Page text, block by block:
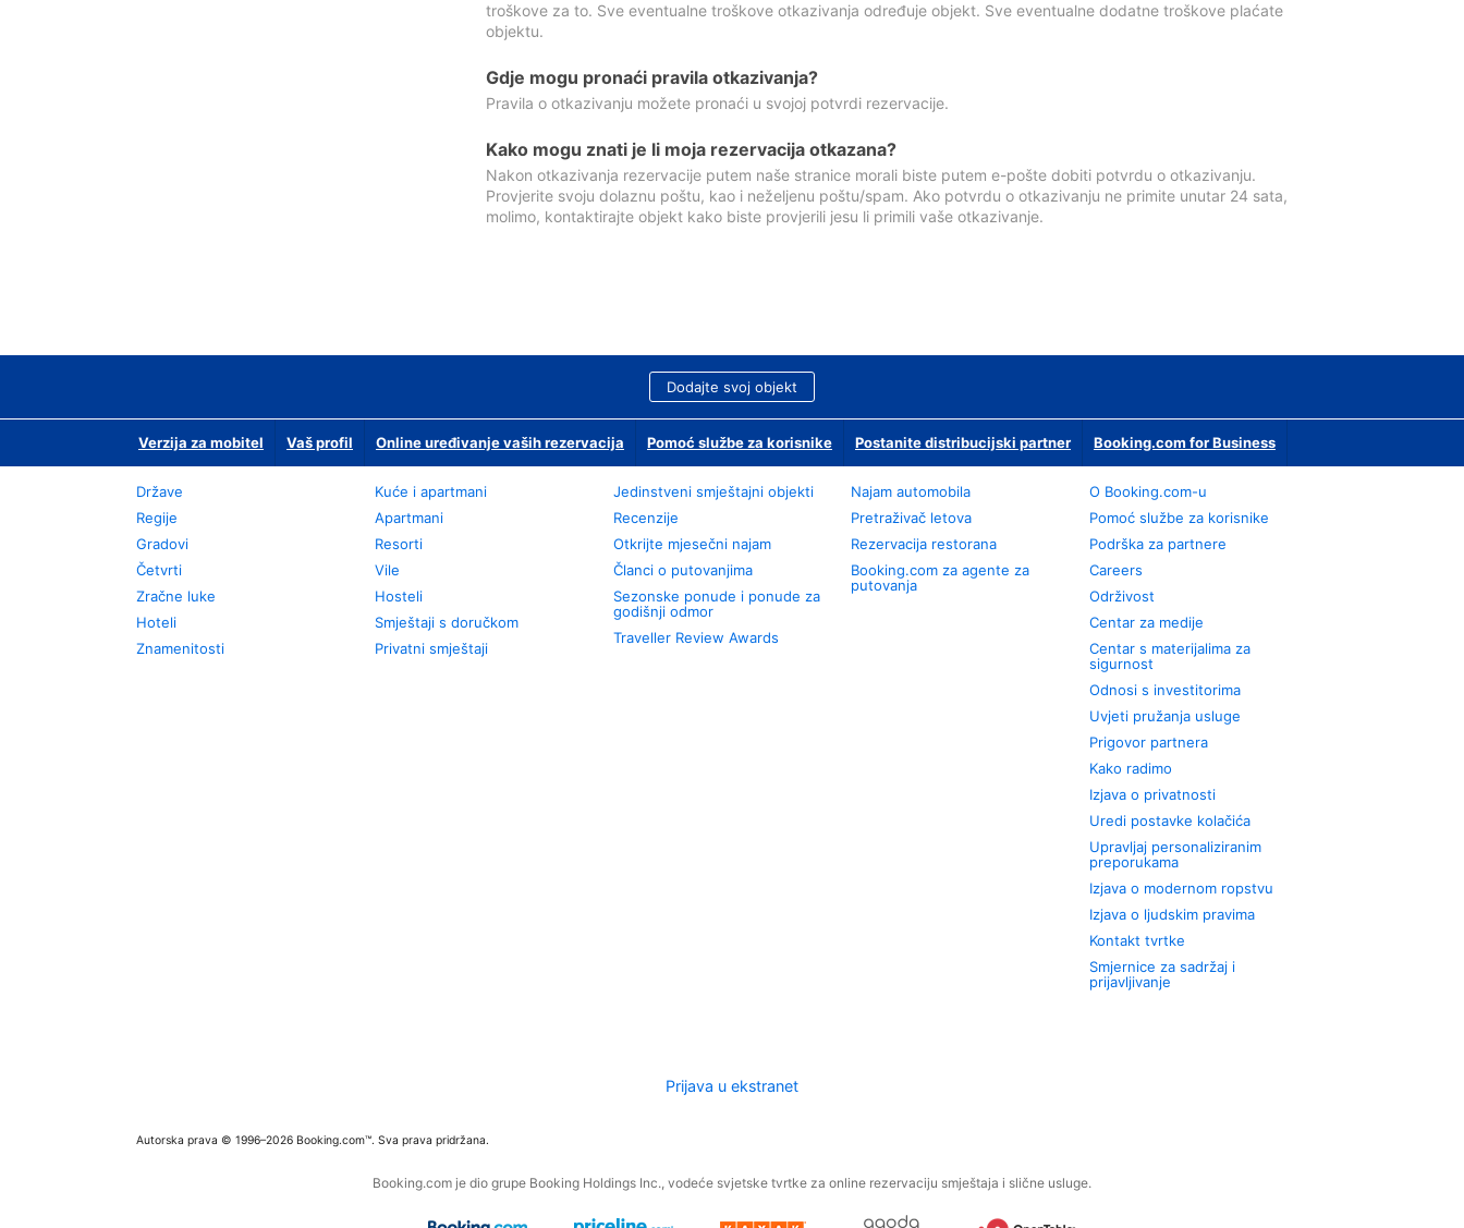
troškove za to. Sve eventualne troškove otkazivanja određuje objekt. Sve eventualne dodatne troškove plaćate
objektu.
Gdje mogu pronaći pravila otkazivanja?
Pravila o otkazivanju možete pronaći u svojoj potvrdi rezervacije.
Kako mogu znati je li moja rezervacija otkazana?
Nakon otkazivanja rezervacije putem naše stranice morali biste putem e-pošte dobiti potvrdu o otkazivanju.
Provjerite svoju dolaznu poštu, kao i neželjenu poštu/spam. Ako potvrdu o otkazivanju ne primite unutar 24 sata,
molimo, kontaktirajte objekt kako biste provjerili jesu li primili vaše otkazivanje.
Dodajte svoj objekt
Verzija za mobitel Vaš profil Online uređivanje vaših rezervacija Pomoć službe za korisnike Postanite distribucijski partner Booking.com for Business
Države
Regije
Gradovi
Četvrti
Zračne luke
Hoteli
Znamenitosti
Kuće i apartmani
Apartmani
Resorti
Vile
Hosteli
Smještaji s doručkom
Privatni smještaji
Jedinstveni smještajni objekti
Recenzije
Otkrijte mjesečni najam
Članci o putovanjima
Sezonske ponude i ponude za
godišnji odmor
Traveller Review Awards
Najam automobila
Pretraživač letova
Rezervacija restorana
Booking.com za agente za
putovanja
O Booking.com-u
Pomoć službe za korisnike
Podrška za partnere
Careers
Održivost
Centar za medije
Centar s materijalima za
sigurnost
Odnosi s investitorima
Uvjeti pružanja usluge
Prigovor partnera
Kako radimo
Izjava o privatnosti
Uredi postavke kolačića
Upravljaj personaliziranim
preporukama
Izjava o modernom ropstvu
Izjava o ljudskim pravima
Kontakt tvrtke
Smjernice za sadržaj i
prijavljivanje
Prijava u ekstranet
Autorska prava © 1996–2026 Booking.com™. Sva prava pridržana.
Booking.com je dio grupe Booking Holdings Inc., vodeće svjetske tvrtke za online rezervaciju smještaja i slične usluge.